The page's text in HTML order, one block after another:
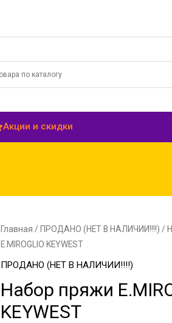
Акции и скидки
Главная / ПРОДАНО (НЕТ В НАЛИЧИИ!!!!) /
E.MIROGLIO KEYWEST
ПРОДАНО (НЕТ В НАЛИЧИИ!!!!)
Набор пряжи
KEYWEST